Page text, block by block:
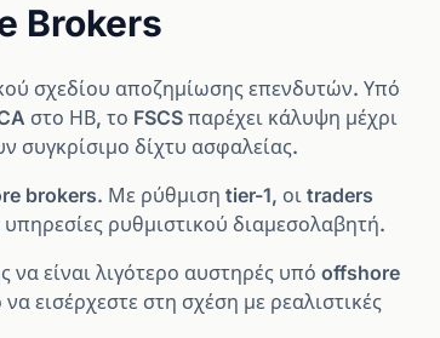
Brokers
σχεδίου αποζημίωσης επενδυτών. Υπό
στο ΗΒ, το FSCS παρέχει κάλυψη μέχρι
συγκρίσιμο δίχτυ ασφαλείας.
brokers. Με ρύθμιση tier-1, οι traders
ρυθμιστικού διαμεσολαβητή.
να είναι λιγότερο αυστηρές υπό offshore
εισέρχεστε στη σχέση με ρεαλιστικές